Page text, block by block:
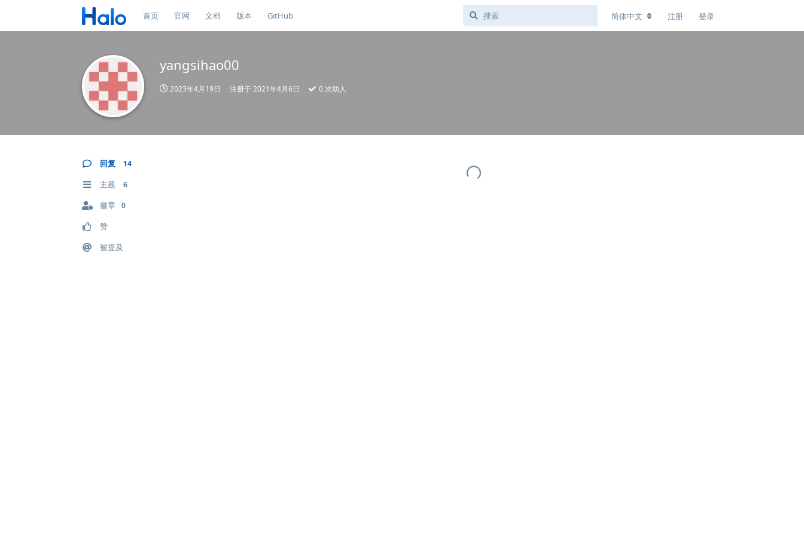
首页 官网 文档 版本 GitHub 简体中文 注册 登录
yangsihao00
2023年4月19日 注册于2021年4月6日 0 次助人
回复 14
主题 6
徽章 0
赞
被提及